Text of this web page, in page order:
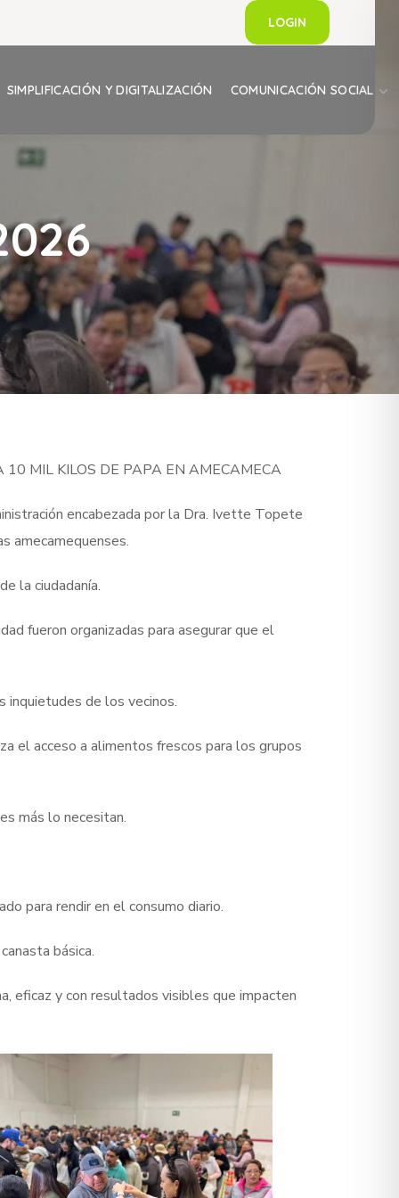
LOGIN
SIMPLIFICACIÓN Y DIGITALIZACIÓN COMUNICACIÓN SOCIAL
MIL KILOS DE PAPA EN AMECAMECA
encabezada por la Dra. Ivette Topete
amecamequenses.
la ciudadanía.
fueron organizadas para asegurar que el
inquietudes de los vecinos.
el acceso a alimentos frescos para los grupos
más lo necesitan.
para rendir en el consumo diario.
básica.
eficaz y con resultados visibles que impacten